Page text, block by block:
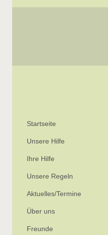
Startseite
Unsere Hilfe
Ihre Hilfe
Unsere Regeln
Aktuelles/Termine
Über uns
Freunde